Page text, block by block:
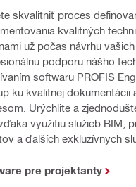
skvalitniť proces
kvalitných
už počas návrhu
podporu nášho
softwaru PROFIS
ku kvalitnej dokumentácii
Urýchlite a
využitiu služieb BIM,
a ďalších exkluzívnych
pre projektanty